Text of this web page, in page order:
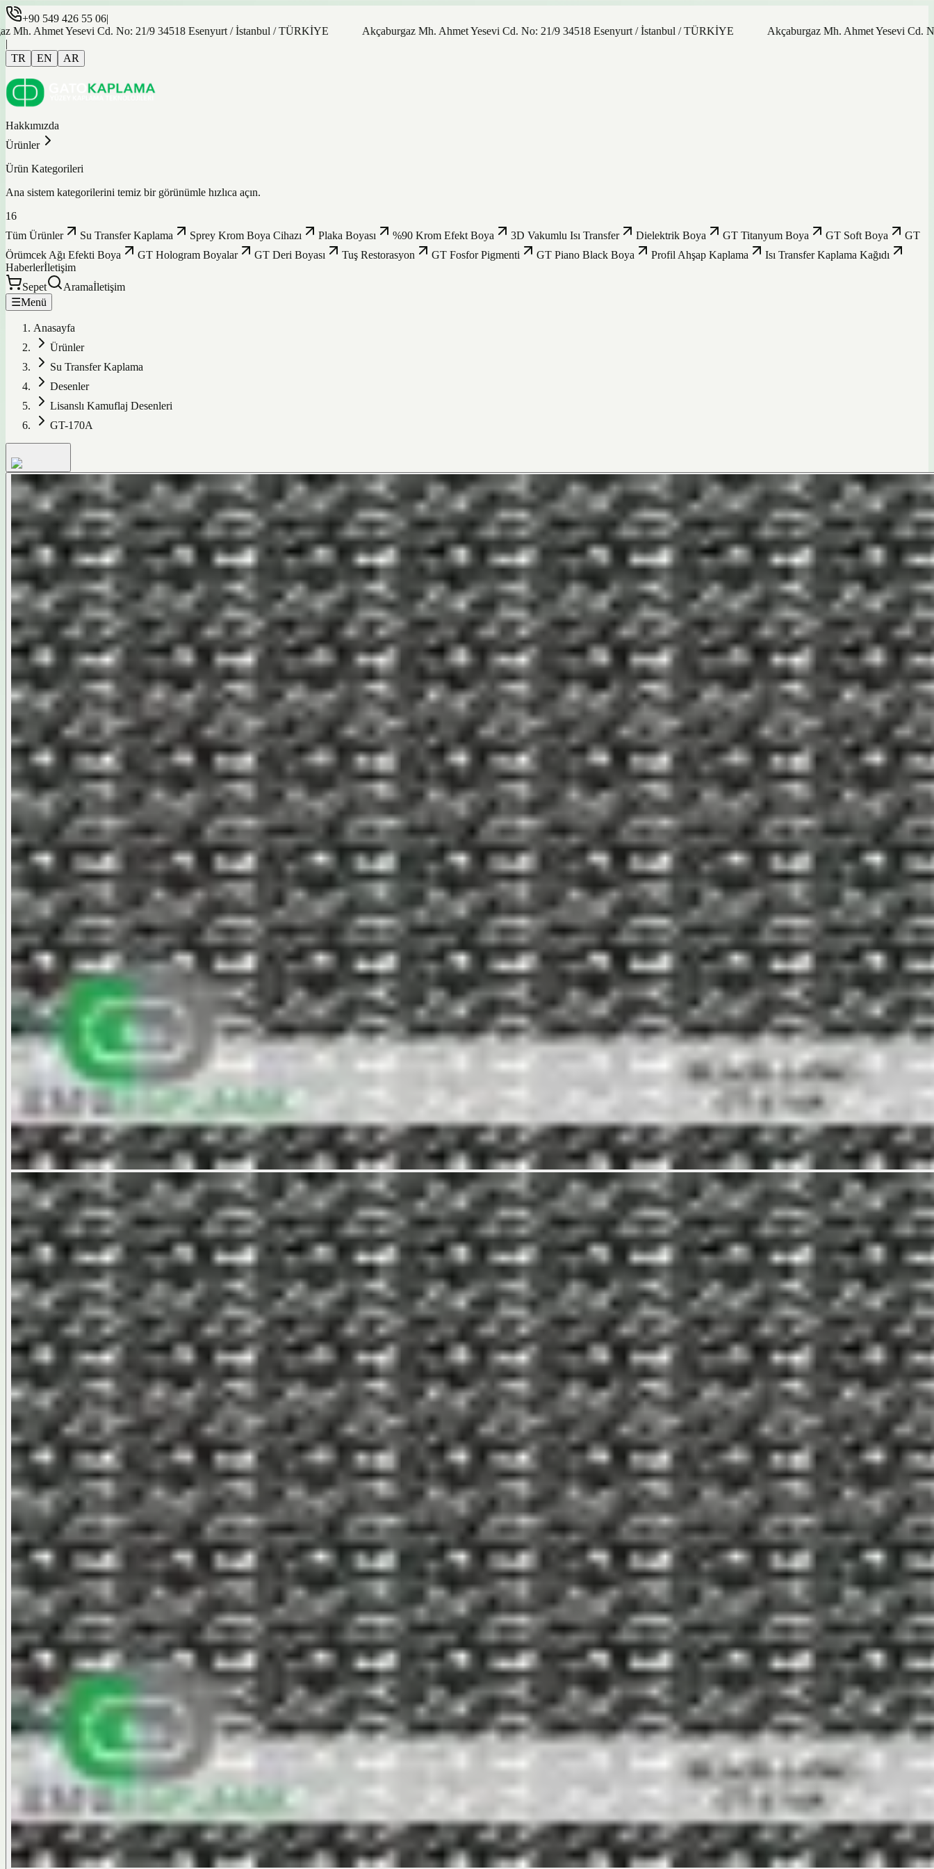
+90 549 426 55 06|
Yesevi Cd. No: 21/9 34518 Esenyurt / İstanbul / TÜRKİYE
Akçaburgaz Mh. Ahmet Yesevi Cd. No: 21/9 34518 Esenyurt / İstanbul / TÜRKİYE
Akçaburgaz Mh. Ahmet Yesevi Cd. No:
|
TR
EN AR
Hakkımızda
Ürünler
Ürün Kategorileri
Ana sistem kategorilerini temiz bir görünümle hızlıca açın.
16
Tüm Ürünler
Su Transfer Kaplama Sprey Krom Boya Cihazı Plaka Boyası %90 Krom Efekt Boya 3D Vakumlu Isı Transfer Dielektrik Boya GT Titanyum Boya GT Soft Boya
GT
Örümcek Ağı Efekti Boya
GT Hologram Boyalar GT Deri Boyası Tuş Restorasyon GT Fosfor Pigmenti GT Piano Black Boya Profil Ahşap Kaplama
Isı Transfer Kaplama Kağıdı
Haberlerİletişim
Sepet
Aramaİletişim
☰Menü
Anasayfa
Ürünler
Su Transfer Kaplama
Desenler
Lisanslı Kamuflaj Desenleri
GT-170A